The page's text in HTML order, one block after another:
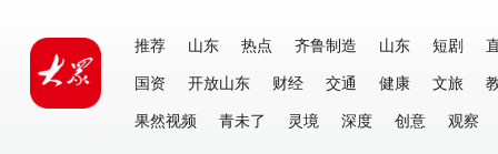
推荐 山东 热点 齐鲁制造 山东 短剧
国资
开放山东 财经 交通 健康 文旅
果然视频
青未了 灵境 深度 创意 观察